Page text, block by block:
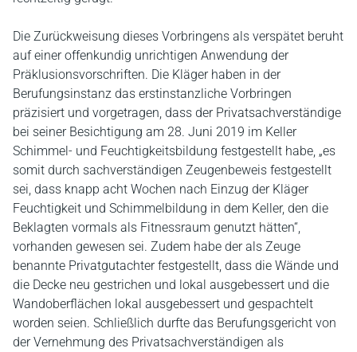
Die Zurückweisung dieses Vorbringens als verspätet beruht
auf einer offenkundig unrichtigen Anwendung der
Präklusionsvorschriften. Die Kläger haben in der
Berufungsinstanz das erstinstanzliche Vorbringen
präzisiert und vorgetragen, dass der Privatsachverständige
bei seiner Besichtigung am 28. Juni 2019 im Keller
Schimmel- und Feuchtigkeitsbildung festgestellt habe, „es
somit durch sachverständigen Zeugenbeweis festgestellt
sei, dass knapp acht Wochen nach Einzug der Kläger
Feuchtigkeit und Schimmelbildung in dem Keller, den die
Beklagten vormals als Fitnessraum genutzt hätten“,
vorhanden gewesen sei. Zudem habe der als Zeuge
benannte Privatgutachter festgestellt, dass die Wände und
die Decke neu gestrichen und lokal ausgebessert und die
Wandoberflächen lokal ausgebessert und gespachtelt
worden seien. Schließlich durfte das Berufungsgericht von
der Vernehmung des Privatsachverständigen als